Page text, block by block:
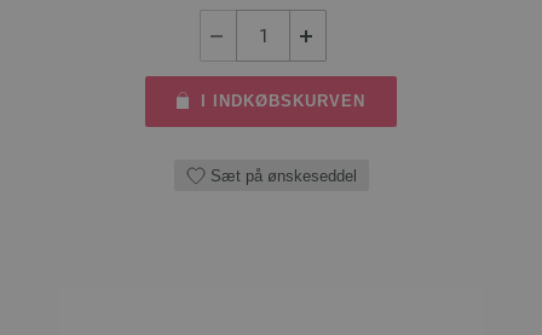
I INDKØBSKURVEN
Sæt på ønskeseddel